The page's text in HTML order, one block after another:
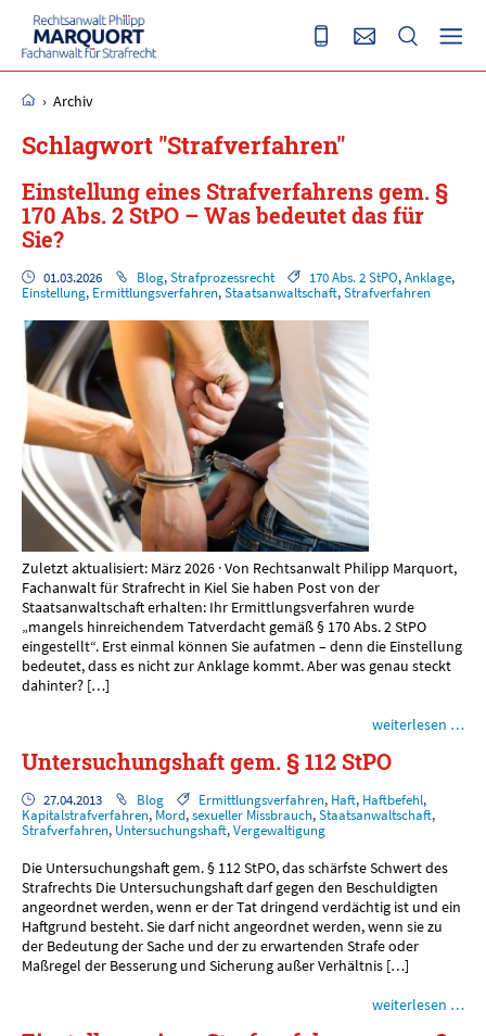
› Archiv
Schlagwort "Strafverfahren"
Einstellung eines Strafverfahrens gem. §
170 Abs. 2 StPO – Was bedeutet das für
Sie?
01.03.2026 Blog,Strafprozessrecht 170 Abs. 2 StPO,Anklage,
Einstellung, Ermittlungsverfahren,Staatsanwaltschaft,Strafverfahren
Zuletzt aktualisiert: März 2026 · Von Rechtsanwalt Philipp Marquort,
Fachanwalt für Strafrecht in Kiel Sie haben Post von der
Staatsanwaltschaft erhalten: Ihr Ermittlungsverfahren wurde
„mangels hinreichendem Tatverdacht gemäß § 170 Abs. 2 StPO
eingestellt“. Erst einmal können Sie aufatmen – denn die Einstellung
bedeutet, dass es nicht zur Anklage kommt. Aber was genau steckt
dahinter? […]
weiterlesen …
Untersuchungshaft gem. § 112 StPO
27.04.2013 Blog Ermittlungsverfahren, Haft, Haftbefehl,
Kapitalstrafverfahren, Mord,sexueller Missbrauch,Staatsanwaltschaft,
Strafverfahren, Untersuchungshaft,Vergewaltigung
Die Untersuchungshaft gem. § 112 StPO, das schärfste Schwert des
Strafrechts Die Untersuchungshaft darf gegen den Beschuldigten
angeordnet werden, wenn er der Tat dringend verdächtig ist und ein
Haftgrund besteht. Sie darf nicht angeordnet werden, wenn sie zu
der Bedeutung der Sache und der zu erwartenden Strafe oder
Maßregel der Besserung und Sicherung außer Verhältnis […]
weiterlesen …